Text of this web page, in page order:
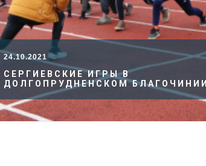
24.10.2021
СЕРГИЕВСКИЕ ИГРЫ В
ДОЛГОПРУДНЕНСКОМ БЛАГОЧИНИИ